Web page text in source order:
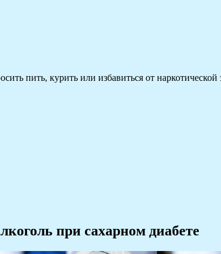
пить, курить или избавиться от наркотической
при сахарном диабете